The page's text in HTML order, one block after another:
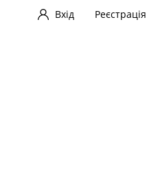
Вхід Реєстрація